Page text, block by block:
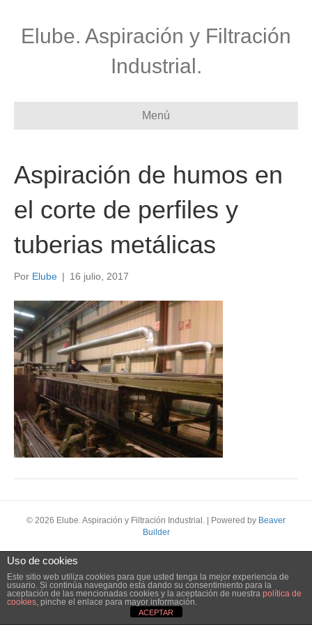
Elube. Aspiración y Filtración
Industrial.
Menú
Aspiración de humos en
el corte de perfiles y
tuberias metálicas
Por Elube | 16 julio, 2017
© 2026 Elube. Aspiración y Filtración Industrial. Powered by Beaver
Builder
Uso de cookies
Este sitio web utiliza cookies para que usted tenga la mejor experiencia de
usuario. Si continúa navegando está dando su consentimiento para la
aceptación de las mencionadas cookies y la aceptación de nuestra política de
cookies, pinche el enlace para mayor información.
ACEPTAR